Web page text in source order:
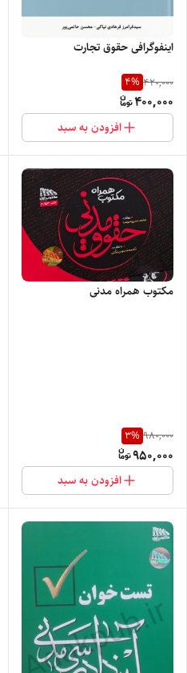
اینفوگرافی حقوق تجارت
420,000
4%
400,000
افزودن به سبد
مکتوب همراه مدنی
980,000
3%
950,000
افزودن به سبد